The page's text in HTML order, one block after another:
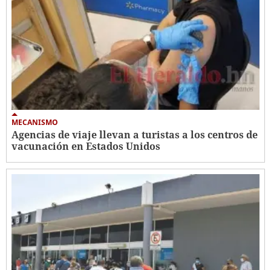
MECANISMO
Agencias de viaje llevan a turistas a los centros de
vacunación en Estados Unidos